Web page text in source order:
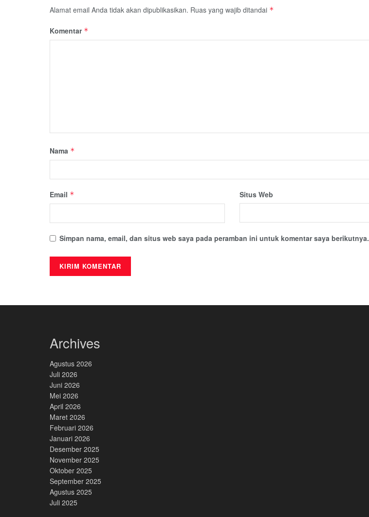
Alamat email Anda tidak akan dipublikasikan. Ruas yang wajib ditandai *
Komentar *
Nama *
Email * Situs Web
Simpan nama, email, dan situs web saya pada peramban ini untuk komentar saya berikutnya.
Archives
Agustus 2026
Juli 2026
Juni 2026
Mei 2026
April 2026
Maret 2026
Februari 2026
Januari 2026
Desember 2025
November 2025
Oktober 2025
September 2025
Agustus 2025
Juli 2025